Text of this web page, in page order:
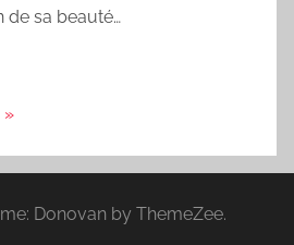
de sa beauté…
»
Donovan by ThemeZee.